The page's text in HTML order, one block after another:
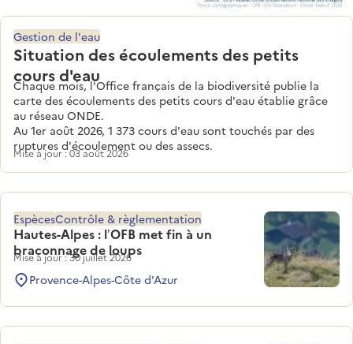
Situation des écoulements des petits
cours d'eau
Gestion de l'eau
Chaque mois, l'Office français de la biodiversité publie la
carte des écoulements des petits cours d'eau établie grâce
au réseau ONDE.
Au 1er août 2026, 1 373 cours d'eau sont touchés par des
ruptures d'écoulement ou des assecs.
Mise à jour : 03 août 2026
Hautes-Alpes : l’OFB met fin à un
braconnage de loups
EspècesContrôle & règlementation
Mise à jour : 30 juillet 2026
Provence-Alpes-Côte d'Azur